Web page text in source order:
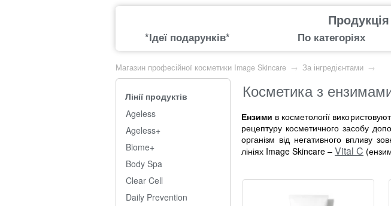
*Ідеї подарунків* По категоріях
Магазин професійної косметики Image Skincare → За інгредієнтами →
Лінії продуктів
Ageless
Ageless+
Biome+
Body Spa
Clear Cell
Daily Prevention
Косметика з
Ензими в косметології
рецептуру косметичного засобу
організм від негативного впливу
лініях Image Skincare – Vital C